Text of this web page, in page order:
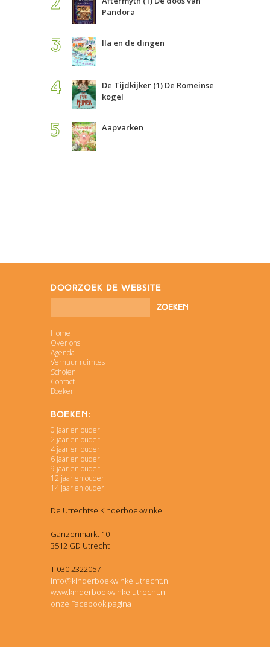
Pandora
Ila en de dingen
De Tijdkijker (1) De Romeinse
kogel
Aapvarken
doorzoek de website
Home
Over ons
Agenda
Verhuur ruimtes
Scholen
Contact
Boeken
Boeken:
0 jaar en ouder
2 jaar en ouder
4 jaar en ouder
6 jaar en ouder
9 jaar en ouder
12 jaar en ouder
14 jaar en ouder
De Utrechtse Kinderboekwinkel
Ganzenmarkt 10
3512 GD Utrecht
T 030 2322057
info@kinderboekwinkelutrecht.nl
www.kinderboekwinkelutrecht.nl
onze Facebook pagina